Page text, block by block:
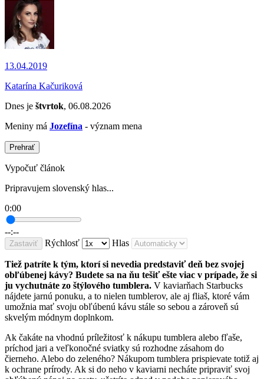
13.04.2019
Katarína Kačuriková
Dnes je štvrtok, 06.08.2026
Meniny má Jozefína - význam mena
Prehrať
Vypočuť článok
Pripravujem slovenský hlas...
0:00
--:--
Zastaviť Rýchlosť Hlas
Tiež patríte k tým, ktorí si nevedia predstaviť deň bez svojej
obľúbenej kávy? Budete sa na ňu tešiť ešte viac v prípade, že si
ju vychutnáte zo štýlového tumblera. V kaviarňach Starbucks
nájdete jarnú ponuku, a to nielen tumblerov, ale aj fliaš, ktoré vám
umožnia mať svoju obľúbenú kávu stále so sebou a zároveň sú
skvelým módnym doplnkom.
Ak čakáte na vhodnú príležitosť k nákupu tumblera alebo fľaše,
príchod jari a veľkonočné sviatky sú rozhodne zásahom do
čierneho. Alebo do zeleného? Nákupom tumblera prispievate totiž aj
k ochrane prírody. Ak si do neho v kaviarni necháte pripraviť svoj